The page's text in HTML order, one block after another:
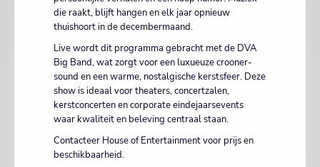
die raakt, blijft hangen en elk jaar opnieuw
thuishoort in de decembermaand.
Live wordt dit programma gebracht met de DVA
Big Band, wat zorgt voor een luxueuze crooner-
sound en een warme, nostalgische kerstsfeer. Deze
show is ideaal voor theaters, concertzalen,
kerstconcerten en corporate eindejaarsevents
waar kwaliteit en beleving centraal staan.
Contacteer House of Entertainment voor prijs en
beschikbaarheid.